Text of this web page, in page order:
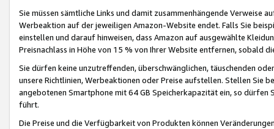
Sie müssen sämtliche Links und damit zusammenhängende
Werbeaktion auf der jeweiligen Amazon-Website endet. Falls Sie
einstellen und darauf hinweisen, dass Amazon auf ausgewählte
Preisnachlass in Höhe von 15 % von Ihrer Website entfernen, sobald
Sie dürfen keine unzutreffenden, überschwänglichen, täuschenden
unsere Richtlinien, Werbeaktionen oder Preise aufstellen. Stellen Sie
angebotenen Smartphone mit 64 GB Speicherkapazität ein, so dürfen
führt.
Die Preise und die Verfügbarkeit von Produkten können